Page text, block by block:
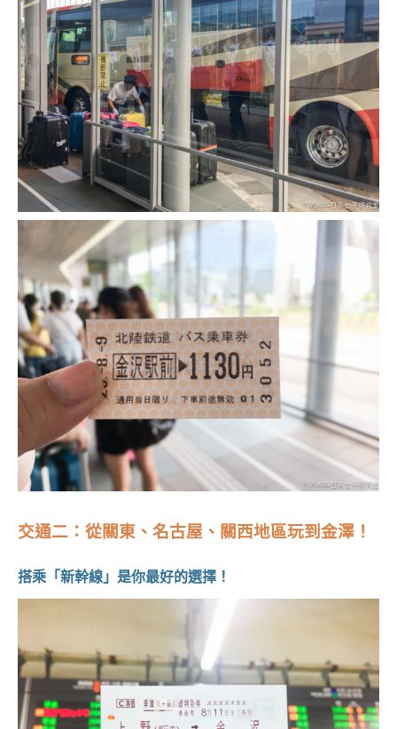
交通二：從關東、名古屋、關西地區玩到金澤！
搭乘「新幹線」是你最好的選擇！